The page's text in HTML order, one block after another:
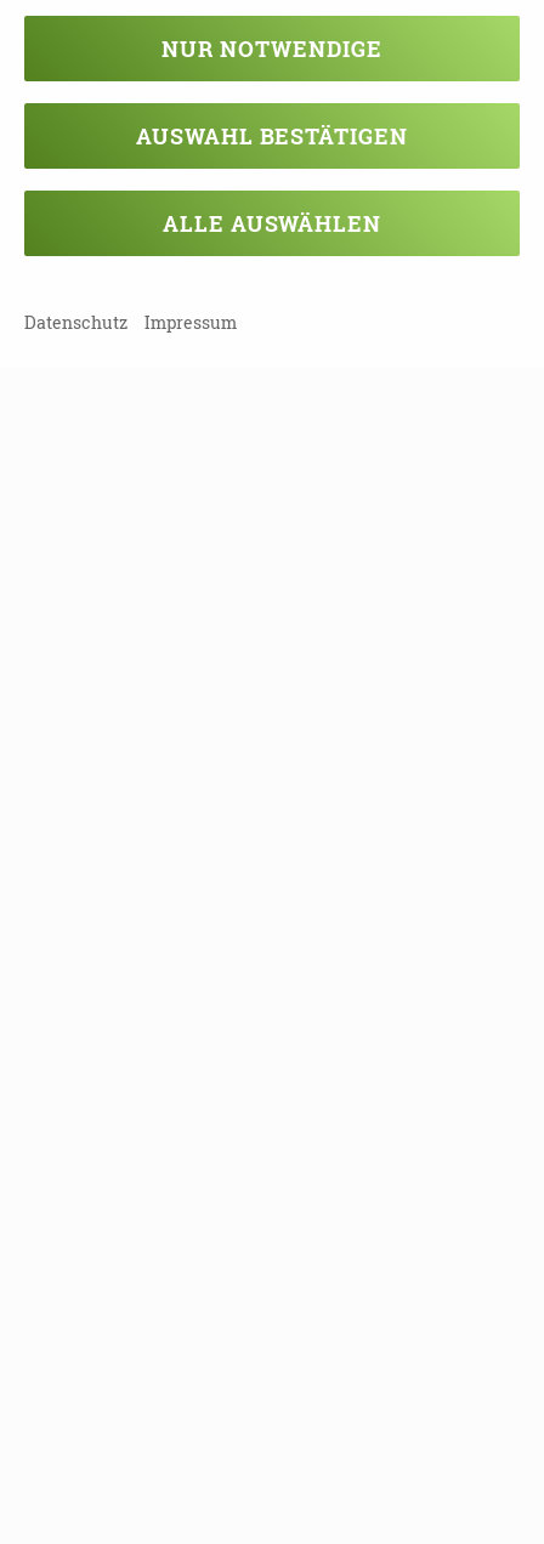
WOCHE DER DEMENZ 2022 IN
DRESDEN
TEILEN
ZURÜCK ZUR ÜBERSICHT
NUR NOTWENDIGE
AUSWAHL BESTÄTIGEN
ALLE AUSWÄHLEN
Datenschutz Impressum